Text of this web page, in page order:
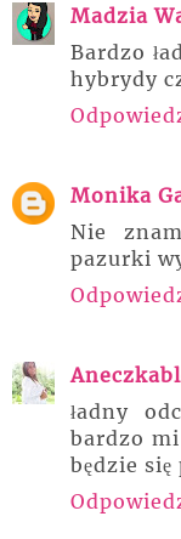
Madzia
Bardzo
hybrydy
Monika
Nie
pazurki
ładny
bardzo
będzie się